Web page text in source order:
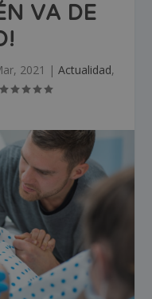
VA DE
2021 | Actualidad,